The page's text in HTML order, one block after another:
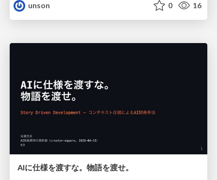
unson
0 16
AIに仕様を渡すな。物語を渡せ。